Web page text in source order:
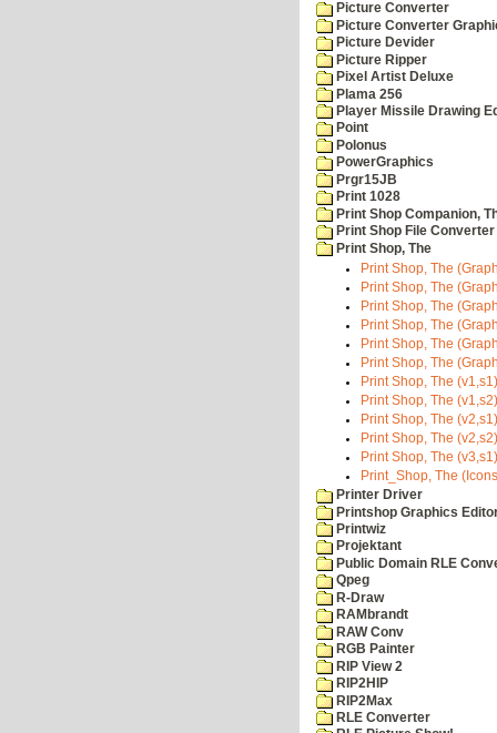
Picture Converter
Picture Converter
Picture Devider
Picture Ripper
Pixel Artist Deluxe
Plama 256
Player Missile Drawing
Point
Polonus
PowerGraphics
Prgr15JB
Print 1028
Print Shop Companion,
Print Shop File Converter
Print Shop, The
Print Shop, The
Print Shop, The
Print Shop, The
Print Shop, The
Print Shop, The
Print Shop, The
Print Shop, The
Print Shop, The
Print Shop, The
Print Shop, The
Print Shop, The
Print_Shop, The
Printer Driver
Printshop Graphics
Printwiz
Projektant
Public Domain RLE
Qpeg
R-Draw
RAMbrandt
RAW Conv
RGB Painter
RIP View 2
RIP2HIP
RIP2Max
RLE Converter